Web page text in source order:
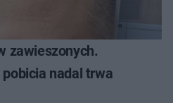
zawieszonych.
nadal trwa